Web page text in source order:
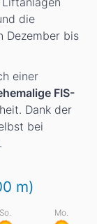
die
Dezember bis
einer
FIS-
Dank der
bei
m)
So. Mo.